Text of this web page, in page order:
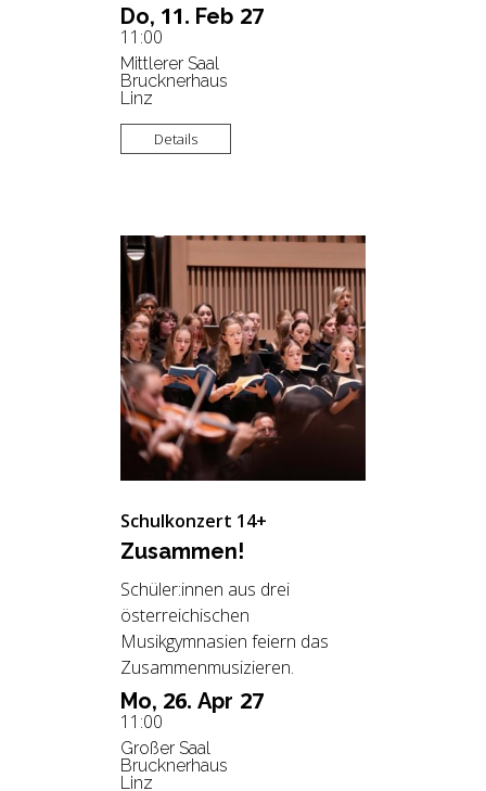
Do, 11. Feb 27
11:00
Mittlerer Saal
Brucknerhaus
Linz
Details
Mo, 26. Apr 27
11:00
Großer Saal
Brucknerhaus
Linz
Schulkonzert 14+
Zu­sam­men!
Schüler:innen aus drei
österreichischen
Musikgymnasien feiern das
Zusammenmusizieren.